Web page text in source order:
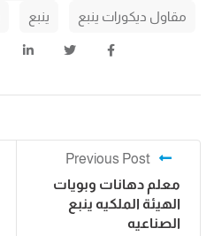
مقاول ديكورات ينبع ينبع
Previous Post
معلم دهانات وبويات
الهيئة الملكيه ينبع
الصناعيه